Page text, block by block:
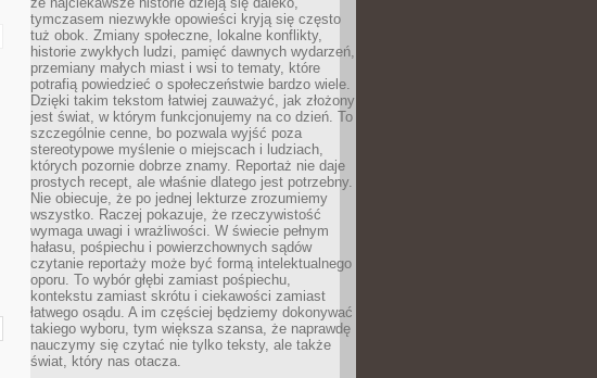
tymczasem niezwykłe opowieści kryją się często
tuż obok. Zmiany społeczne, lokalne konflikty,
historie zwykłych ludzi, pamięć dawnych wydarzeń,
przemiany małych miast i wsi to tematy, które
potrafią powiedzieć o społeczeństwie bardzo wiele.
Dzięki takim tekstom łatwiej zauważyć, jak złożony
jest świat, w którym funkcjonujemy na co dzień. To
szczególnie cenne, bo pozwala wyjść poza
stereotypowe myślenie o miejscach i ludziach,
których pozornie dobrze znamy. Reportaż nie daje
prostych recept, ale właśnie dlatego jest potrzebny.
Nie obiecuje, że po jednej lekturze zrozumiemy
wszystko. Raczej pokazuje, że rzeczywistość
wymaga uwagi i wrażliwości. W świecie pełnym
hałasu, pośpiechu i powierzchownych sądów
czytanie reportaży może być formą intelektualnego
oporu. To wybór głębi zamiast pośpiechu,
kontekstu zamiast skrótu i ciekawości zamiast
łatwego osądu. A im częściej będziemy dokonywać
takiego wyboru, tym większa szansa, że naprawdę
nauczymy się czytać nie tylko teksty, ale także
świat, który nas otacza.